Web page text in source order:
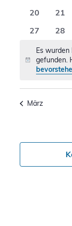
0
20
0
21
0
27
0
28
Hinweis
Es wurden
gefunden.
März